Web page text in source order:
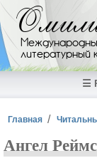
Перейти к
литературный
☰
Вы здесь
Главная
Ангел